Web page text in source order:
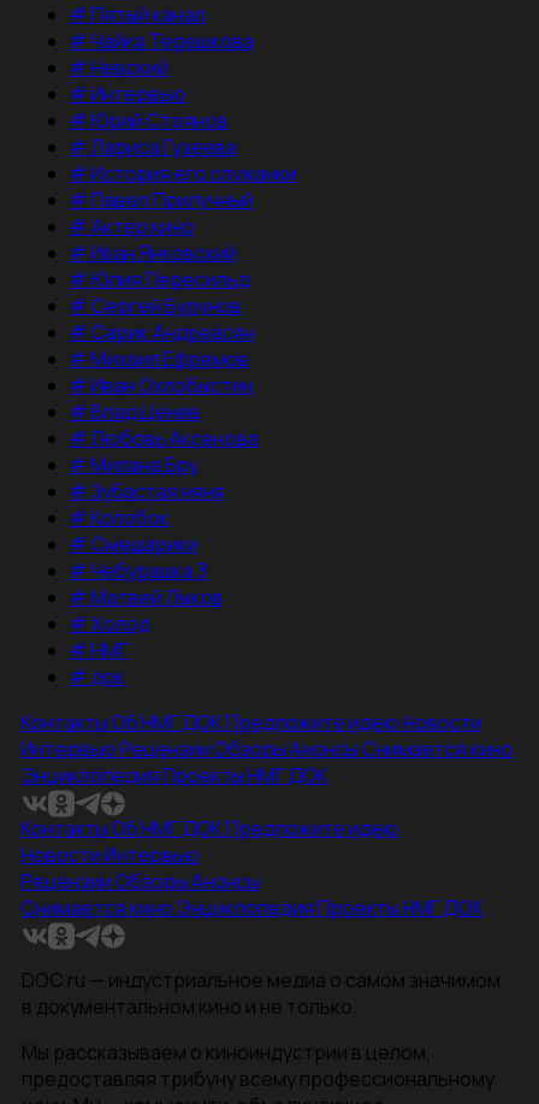
#Пятый канал
#Чайка Терешкова
#Невский
#Интервью
#Юрий Стоянов
#Лариса Гузеева
#История его служанки
#Павел Прилучный
#Актер кино
#Иван Янковский
#Юлия Пересильд
#Сергей Бурунов
#Сарик Андреасян
#Михаил Ефремов
#Иван Охлобыстин
#Влад Ценев
#Любовь Аксенова
#Милана Бру
#Зубастая няня
#Колобок
#Смешарики
#Чебурашка 3
#Матвей Лыков
#Холод
#НМГ
#док
КонтактыОб НМГ ДОКПредложите идеюНовости
ИнтервьюРецензииОбзорыАнонсыСнимается кино
ЭнциклопедияПроекты НМГ ДОК
КонтактыОб НМГ ДОКПредложите идею
НовостиИнтервью
РецензииОбзорыАнонсы
Снимается кино ЭнциклопедияПроекты НМГ ДОК
DOC.ru — индустриальное медиа о самом значимом
в документальном кино и не только.
Мы рассказываем о киноиндустрии в целом,
предоставляя трибуну всему профессиональному